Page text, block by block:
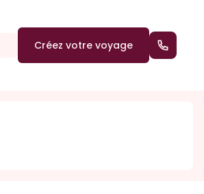
Créez votre voyage (+352)